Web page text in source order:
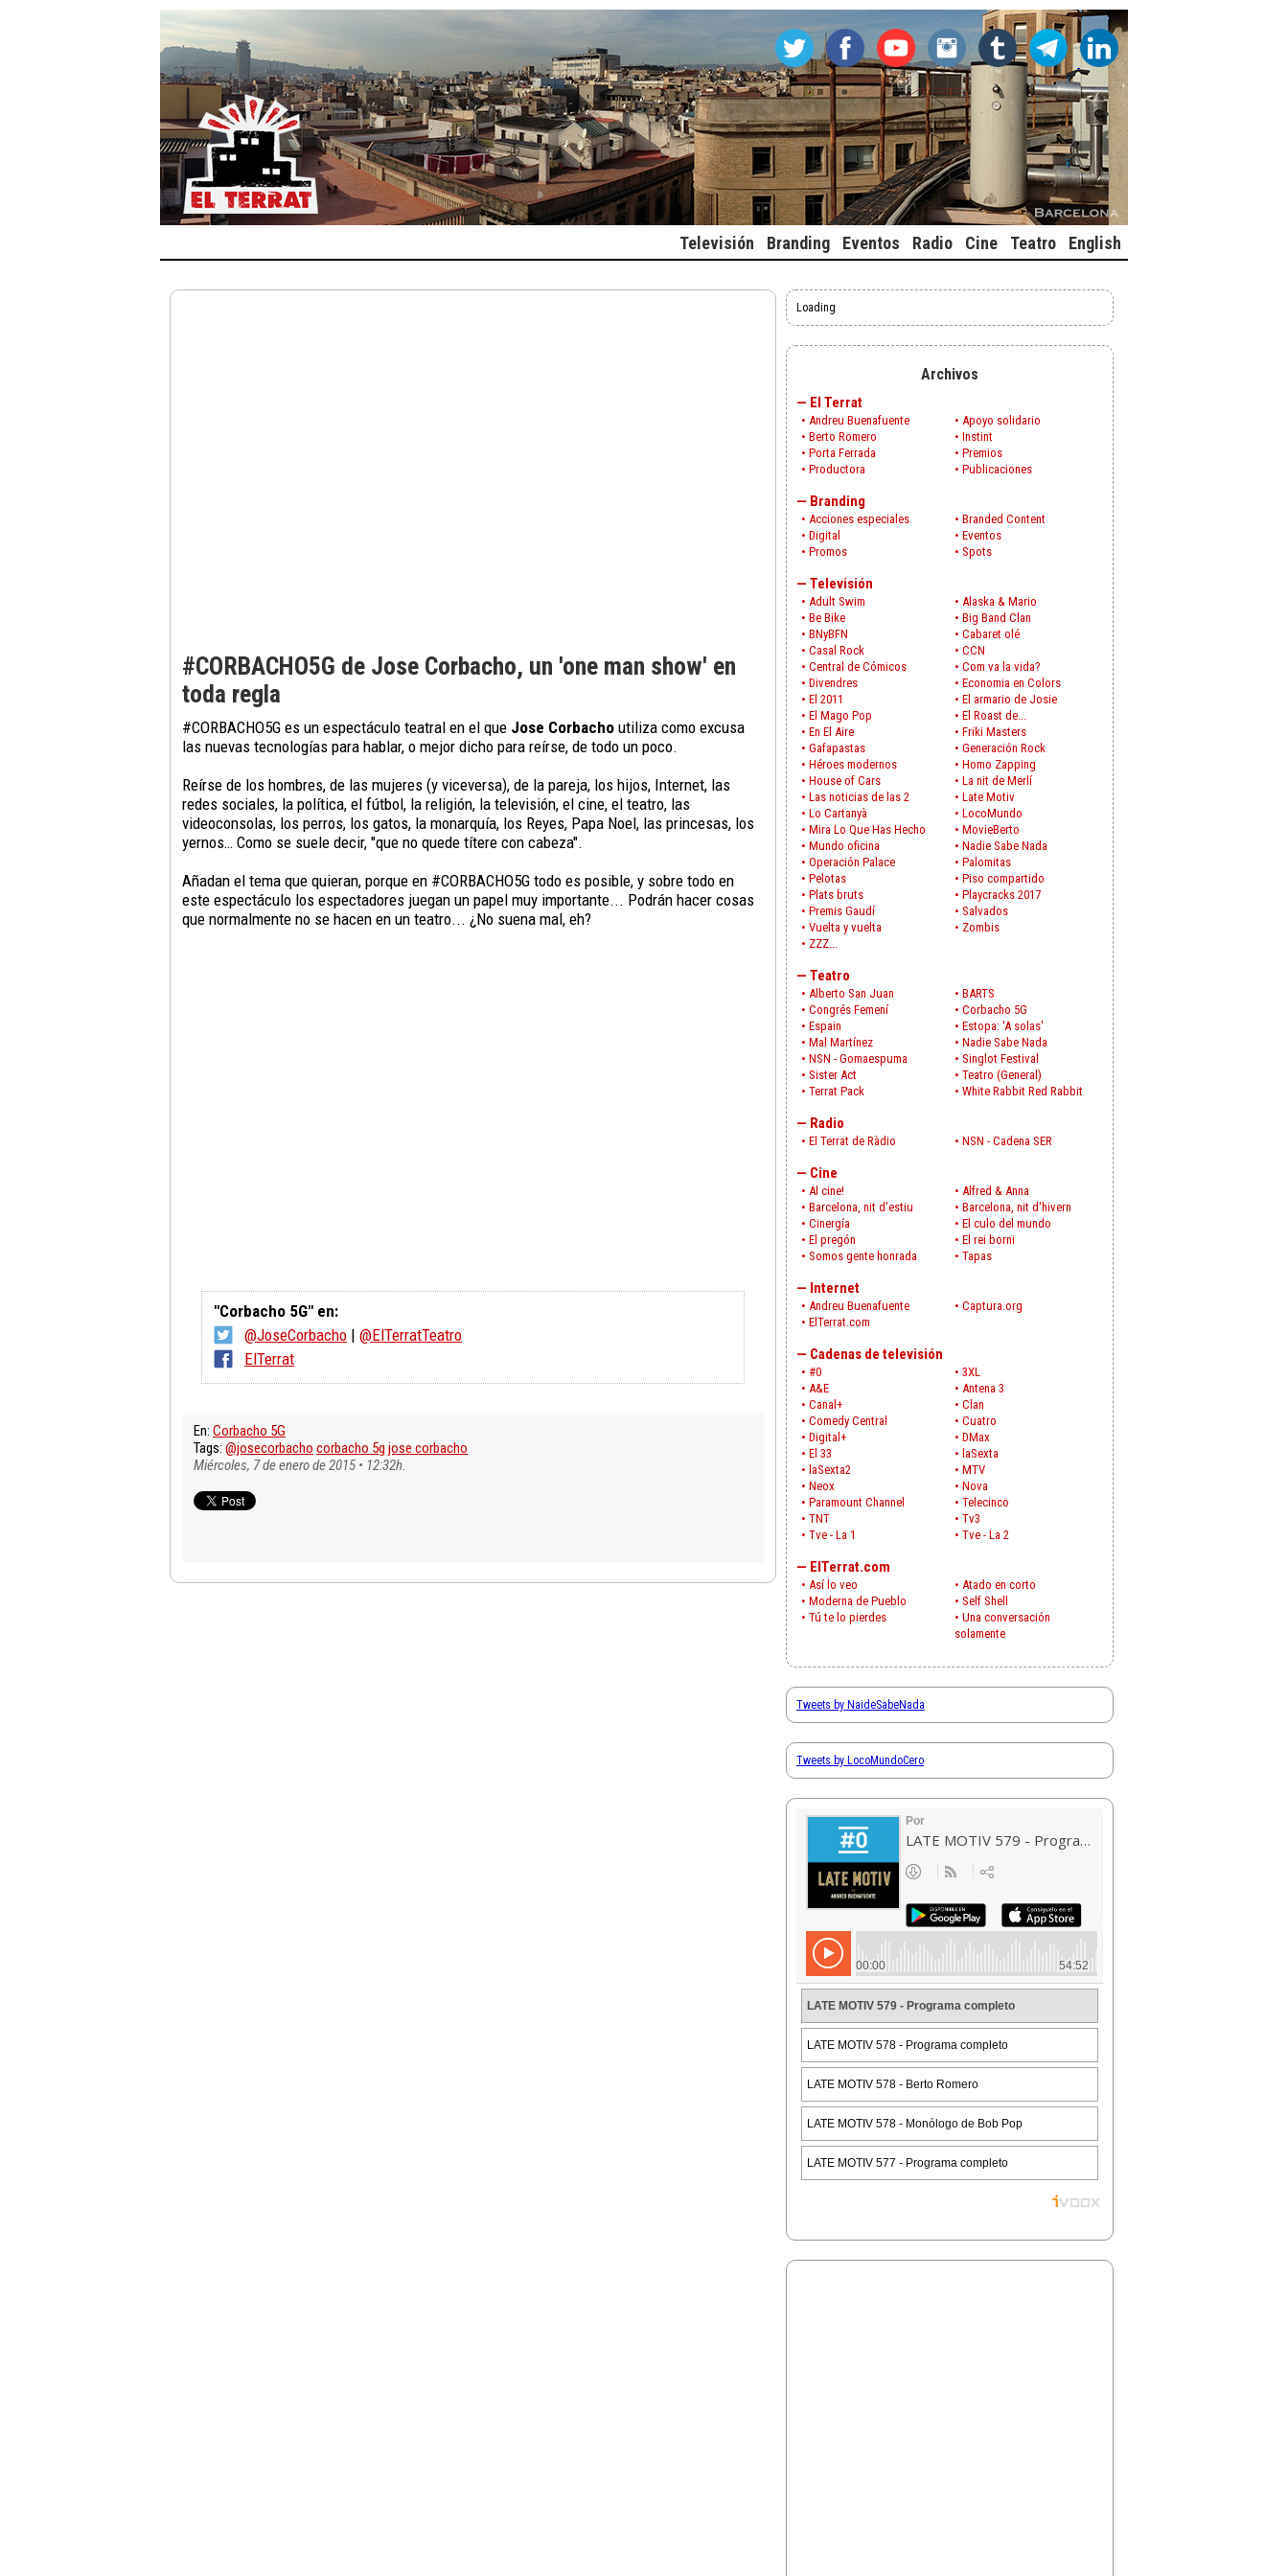
Televisión Branding Eventos Radio Cine Teatro English
#CORBACHO5G de Jose Corbacho, un 'one man show' en
toda regla
#CORBACHO5G es un espectáculo teatral en el que Jose Corbacho utiliza como excusa
las nuevas tecnologías para hablar, o mejor dicho para reírse, de todo un poco.
Reírse de los hombres, de las mujeres (y viceversa), de la pareja, los hijos, Internet, las
redes sociales, la política, el fútbol, la religión, la televisión, el cine, el teatro, las
videoconsolas, los perros, los gatos, la monarquía, los Reyes, Papa Noel, las princesas, los
yernos… Como se suele decir, "que no quede títere con cabeza".
Añadan el tema que quieran, porque en #CORBACHO5G todo es posible, y sobre todo en
este espectáculo los espectadores juegan un papel muy importante... Podrán hacer cosas
que normalmente no se hacen en un teatro... ¿No suena mal, eh?
"Corbacho 5G" en:
@JoseCorbacho |@ElTerratTeatro
ElTerrat
En: Corbacho 5G
Tags: @josecorbacho corbacho 5g jose corbacho
Miércoles, 7 de enero de 2015 • 12:32h.
Loading
Archivos
— El Terrat
• Andreu Buenafuente • Apoyo solidario
• Berto Romero • Instint
• Porta Ferrada • Premios
• Productora • Publicaciones
— Branding
• Acciones especiales • Branded Content
• Digital • Eventos
• Promos • Spots
— Televisión
• Adult Swim • Alaska & Mario
• Be Bike • Big Band Clan
• BNyBFN • Cabaret olé
• Casal Rock • CCN
• Central de Cómicos • Com va la vida?
• Divendres • Economia en Colors
• El 2011 • El armario de Josie
• El Mago Pop • El Roast de...
• En El Aire • Friki Masters
• Gafapastas • Generación Rock
• Héroes modernos • Homo Zapping
• House of Cars • La nit de Merlí
• Las noticias de las 2 • Late Motiv
• Lo Cartanyà • LocoMundo
• Mira Lo Que Has Hecho • MovieBerto
• Mundo oficina • Nadie Sabe Nada
• Operación Palace • Palomitas
• Pelotas • Piso compartido
• Plats bruts • Playcracks 2017
• Premis Gaudí • Salvados
• Vuelta y vuelta • Zombis
• ZZZ...
— Teatro
• Alberto San Juan • BARTS
• Congrés Femení • Corbacho 5G
• Espain • Estopa: 'A solas'
• Mal Martínez • Nadie Sabe Nada
• NSN - Gomaespuma • Singlot Festival
• Sister Act • Teatro (General)
• Terrat Pack • White Rabbit Red Rabbit
— Radio
• El Terrat de Ràdio • NSN - Cadena SER
— Cine
• Al cine! • Alfred & Anna
• Barcelona, nit d'estiu • Barcelona, nit d'hivern
• Cinergía • El culo del mundo
• El pregón • El rei borni
• Somos gente honrada • Tapas
— Internet
• Andreu Buenafuente • Captura.org
• ElTerrat.com
— Cadenas de televisión
• #0 • 3XL
• A&E • Antena 3
• Canal+ • Clan
• Comedy Central • Cuatro
• Digital+ • DMax
• El 33 • laSexta
• laSexta2 • MTV
• Neox • Nova
• Paramount Channel • Telecinco
• TNT • Tv3
• Tve - La 1 • Tve - La 2
— ElTerrat.com
• Así lo veo • Atado en corto
• Moderna de Pueblo • Self Shell
• Tú te lo pierdes • Una conversación
solamente
Tweets by NaideSabeNada
Tweets by LocoMundoCero